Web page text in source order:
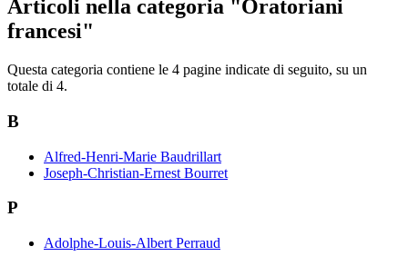
Articoli nella categoria "Oratoriani
francesi"
Questa categoria contiene le 4 pagine indicate di seguito, su un
totale di 4.
B
Alfred-Henri-Marie Baudrillart
Joseph-Christian-Ernest Bourret
P
Adolphe-Louis-Albert Perraud